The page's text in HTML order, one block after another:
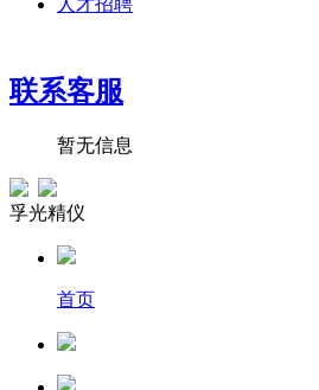
人才招聘
联系客服
暂无信息
孚光精仪
首页